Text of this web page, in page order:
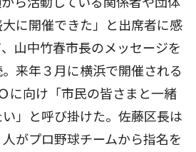
に開催できた」と出席者に感
山中竹春市長のメッセージを
来年３月に横浜で開催される
に向け「市民の皆さまと一緒
」と呼び掛けた。佐藤区長は
がプロ野球チームから指名を